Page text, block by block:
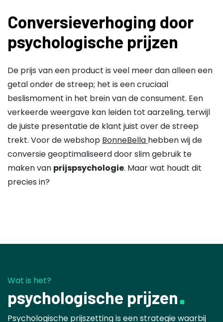
Conversieverhoging door
psychologische prijzen
De prijs van een product is veel meer dan alleen een
getal onder de streep; het is een cruciaal
beslismoment in het brein van de consument. Een
verkeerde weergave kan leiden tot aarzeling, terwijl
de juiste presentatie de klant juist over de streep
trekt. Voor de webshop BonneBella hebben wij de
conversie geoptimaliseerd door slim gebruik te
maken van prijspsychologie. Maar wat houdt dit
precies in?
Wat is het?
psychologische prijzen
Psychologische prijszetting is een strategie waarbij